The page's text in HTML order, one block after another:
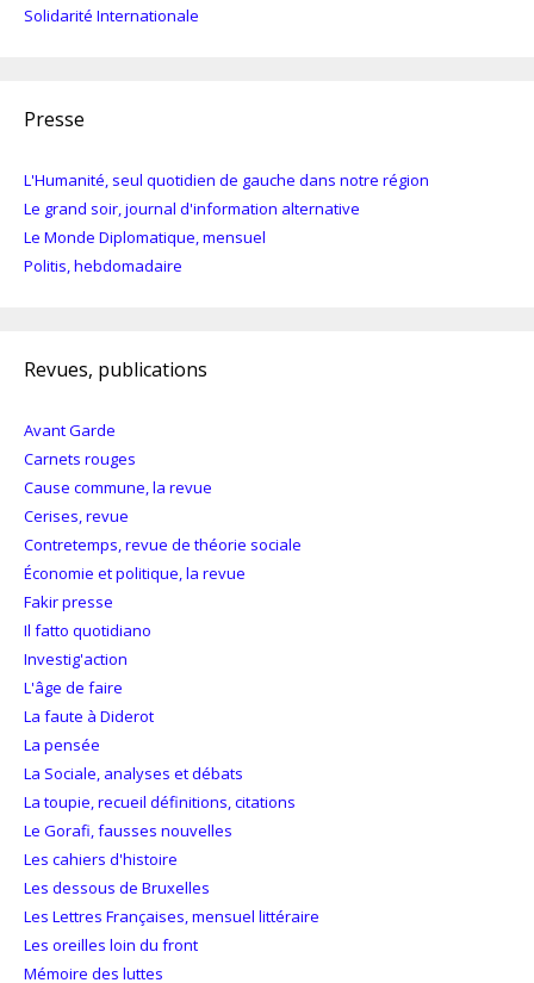
Solidarité Internationale
Presse
L'Humanité, seul quotidien de gauche dans notre région
Le grand soir, journal d'information alternative
Le Monde Diplomatique, mensuel
Politis, hebdomadaire
Revues, publications
Avant Garde
Carnets rouges
Cause commune, la revue
Cerises, revue
Contretemps, revue de théorie sociale
Économie et politique, la revue
Fakir presse
Il fatto quotidiano
Investig'action
L'âge de faire
La faute à Diderot
La pensée
La Sociale, analyses et débats
La toupie, recueil définitions, citations
Le Gorafi, fausses nouvelles
Les cahiers d'histoire
Les dessous de Bruxelles
Les Lettres Françaises, mensuel littéraire
Les oreilles loin du front
Mémoire des luttes